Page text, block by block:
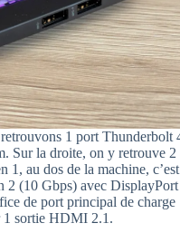
1 port Thunderbolt
Sur la droite, on y retrouve 2
1, au dos de la machine, c’est
2 (10 Gbps) avec DisplayPort
de port principal de charge
sortie HDMI 2.1.